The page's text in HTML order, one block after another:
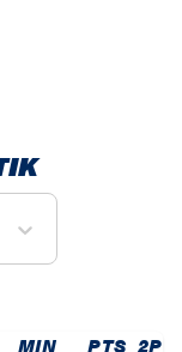
MIN PTS 2PM